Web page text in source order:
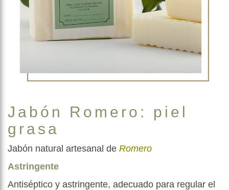
Jabón Romero: piel
grasa
Jabón natural artesanal de Romero
Astringente
Antiséptico y astringente, adecuado para regular el